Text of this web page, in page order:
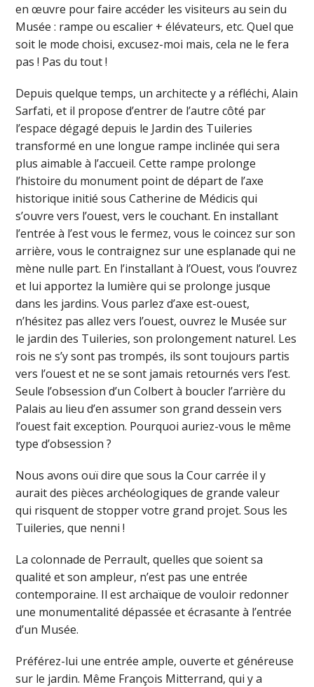
en œuvre pour faire accéder les visiteurs au sein du
Musée : rampe ou escalier + élévateurs, etc. Quel que
soit le mode choisi, excusez-moi mais, cela ne le fera
pas ! Pas du tout !
Depuis quelque temps, un architecte y a réfléchi, Alain
Sarfati, et il propose d’entrer de l’autre côté par
l’espace dégagé depuis le Jardin des Tuileries
transformé en une longue rampe inclinée qui sera
plus aimable à l’accueil. Cette rampe prolonge
l’histoire du monument point de départ de l’axe
historique initié sous Catherine de Médicis qui
s’ouvre vers l’ouest, vers le couchant. En installant
l’entrée à l’est vous le fermez, vous le coincez sur son
arrière, vous le contraignez sur une esplanade qui ne
mène nulle part. En l’installant à l’Ouest, vous l’ouvrez
et lui apportez la lumière qui se prolonge jusque
dans les jardins. Vous parlez d’axe est-ouest,
n’hésitez pas allez vers l’ouest, ouvrez le Musée sur
le jardin des Tuileries, son prolongement naturel. Les
rois ne s’y sont pas trompés, ils sont toujours partis
vers l’ouest et ne se sont jamais retournés vers l’est.
Seule l’obsession d’un Colbert à boucler l’arrière du
Palais au lieu d’en assumer son grand dessein vers
l’ouest fait exception. Pourquoi auriez-vous le même
type d’obsession ?
Nous avons ouï dire que sous la Cour carrée il y
aurait des pièces archéologiques de grande valeur
qui risquent de stopper votre grand projet. Sous les
Tuileries, que nenni !
La colonnade de Perrault, quelles que soient sa
qualité et son ampleur, n’est pas une entrée
contemporaine. Il est archaïque de vouloir redonner
une monumentalité dépassée et écrasante à l’entrée
d’un Musée.
Préférez-lui une entrée ample, ouverte et généreuse
sur le jardin. Même François Mitterrand, qui y a